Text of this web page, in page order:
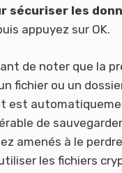
sécuriser les
appuyez sur OK.
de noter que la
fichier ou un
est
de
amenés à le
les fichiers